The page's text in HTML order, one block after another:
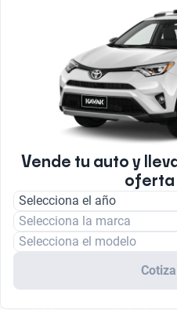
Vende tu auto y
oferta
Selecciona el año
Selecciona la marca
Selecciona el modelo